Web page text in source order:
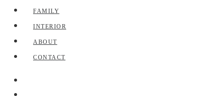
FAMILY
INTERIOR
ABOUT
CONTACT